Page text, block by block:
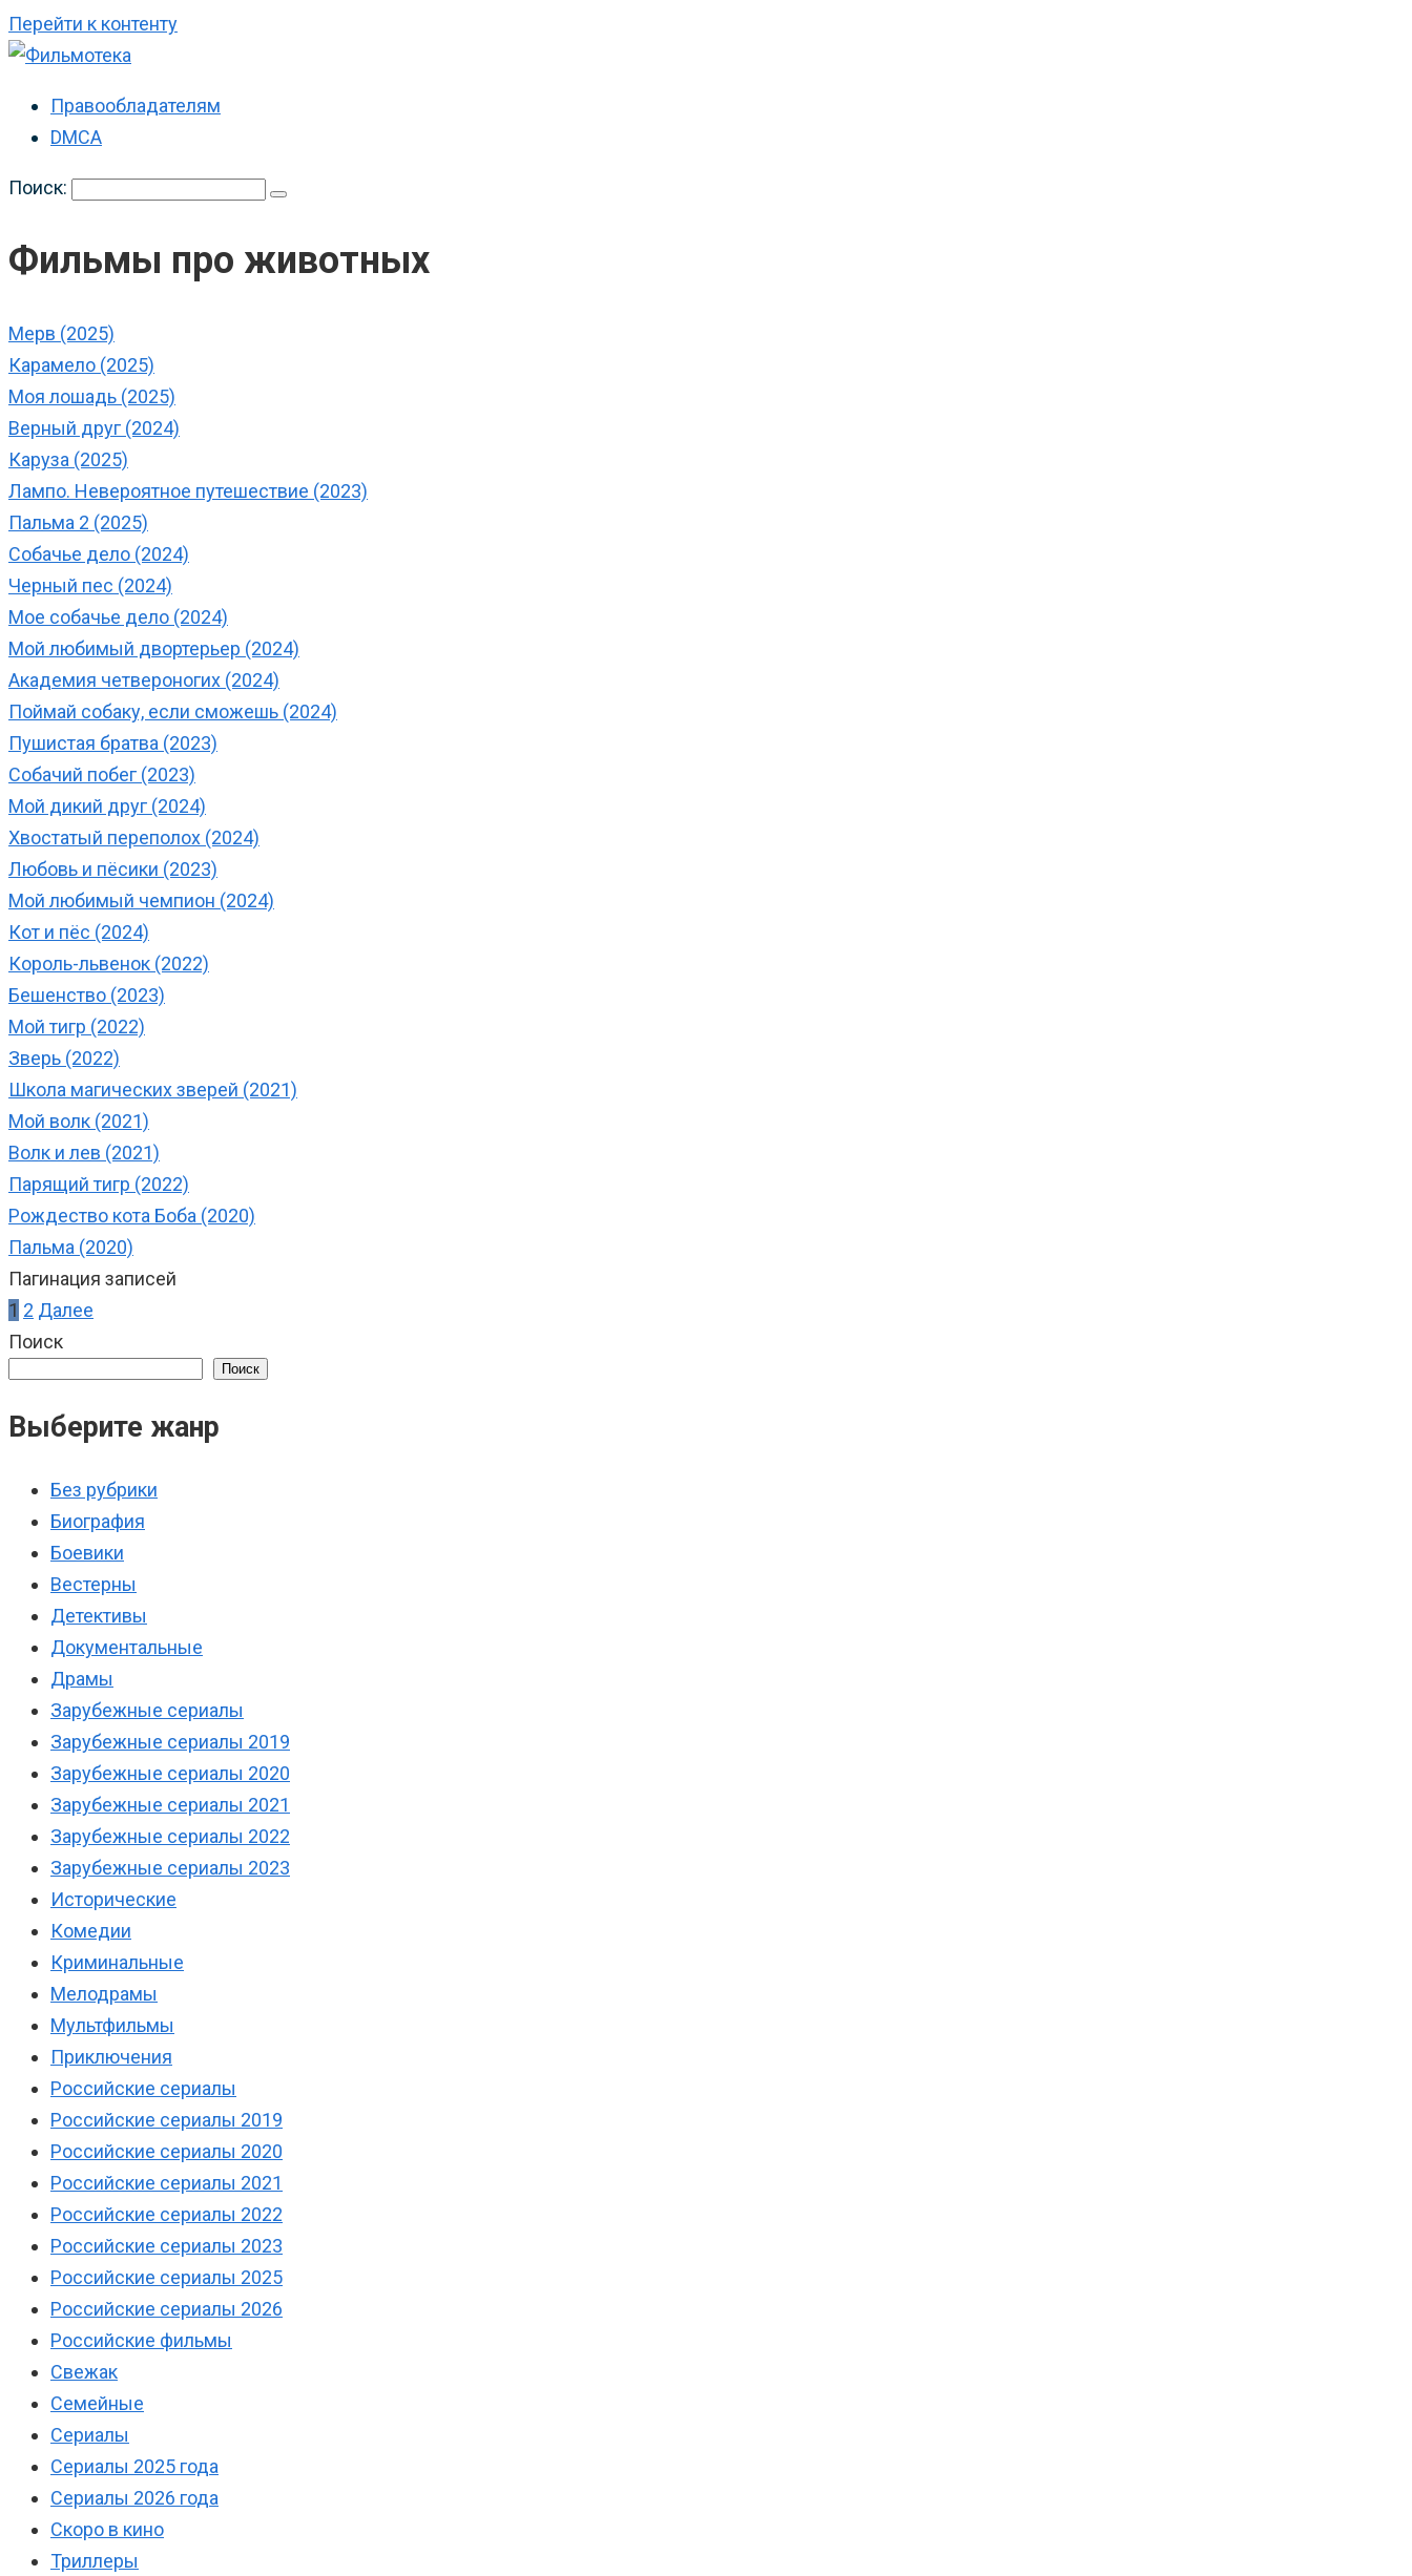
Перейти к контенту
Правообладателям
DMCA
Поиск:
Фильмы про животных
Мерв (2025)
Карамело (2025)
Моя лошадь (2025)
Верный друг (2024)
Каруза (2025)
Лампо. Невероятное путешествие (2023)
Пальма 2 (2025)
Собачье дело (2024)
Черный пес (2024)
Мое собачье дело (2024)
Мой любимый двортерьер (2024)
Академия четвероногих (2024)
Поймай собаку, если сможешь (2024)
Пушистая братва (2023)
Собачий побег (2023)
Мой дикий друг (2024)
Хвостатый переполох (2024)
Любовь и пёсики (2023)
Мой любимый чемпион (2024)
Кот и пёс (2024)
Король-львенок (2022)
Бешенство (2023)
Мой тигр (2022)
Зверь (2022)
Школа магических зверей (2021)
Мой волк (2021)
Волк и лев (2021)
Парящий тигр (2022)
Рождество кота Боба (2020)
Пальма (2020)
Пагинация записей
1 2 Далее
Поиск
Поиск
Выберите жанр
Без рубрики
Биография
Боевики
Вестерны
Детективы
Документальные
Драмы
Зарубежные сериалы
Зарубежные сериалы 2019
Зарубежные сериалы 2020
Зарубежные сериалы 2021
Зарубежные сериалы 2022
Зарубежные сериалы 2023
Исторические
Комедии
Криминальные
Мелодрамы
Мультфильмы
Приключения
Российские сериалы
Российские сериалы 2019
Российские сериалы 2020
Российские сериалы 2021
Российские сериалы 2022
Российские сериалы 2023
Российские сериалы 2025
Российские сериалы 2026
Российские фильмы
Свежак
Семейные
Сериалы
Сериалы 2025 года
Сериалы 2026 года
Скоро в кино
Триллеры